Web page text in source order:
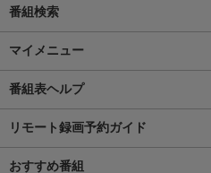
番組検索
マイメニュー
番組表ヘルプ
リモート録画予約ガイド
おすすめ番組